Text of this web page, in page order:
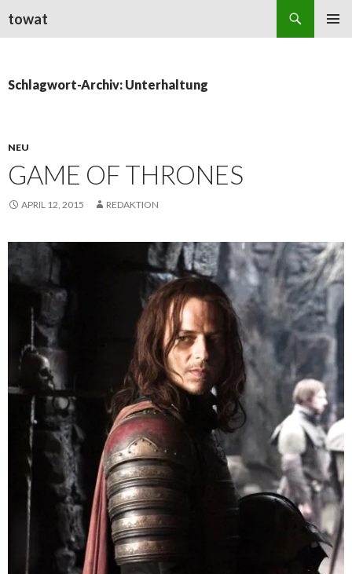
towat
Schlagwort-Archiv: Unterhaltung
NEU
GAME OF THRONES
APRIL 12, 2015 REDAKTION